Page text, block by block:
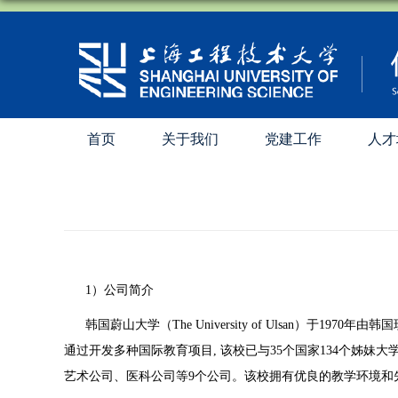
首页 关于我们 党建工作 人
1 ）公司简介
韩国蔚山大学（The University of Ulsan）于1970年由韩
通过开发多种国际教育项目 , 该校已与35个国家134个姊妹大
艺术公司、医科公司等9个公司。该校拥有优良的教学环境和